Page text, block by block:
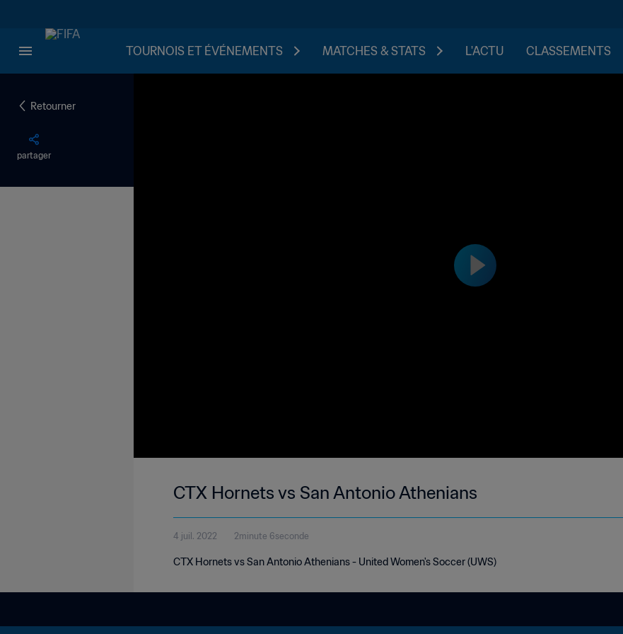
TOURNOIS ET ÉVÉNEMENTS MATCHES & STATS L'ACTU CLASSEMENTS
Retourner
partager
CTX Hornets vs San Antonio Athenians
4 juil. 2022 2minute 6seconde
CTX Hornets vs San Antonio Athenians - United Women's Soccer (UWS)